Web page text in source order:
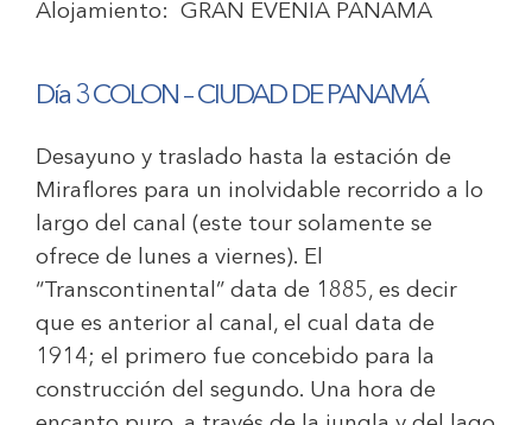
Alojamiento:
GRAN EVENIA PANAMA
Día 3 COLON – CIUDAD DE PANAMÁ
Desayuno y traslado hasta la estación de
Miraflores para un inolvidable recorrido a lo
largo del canal (este tour solamente se
ofrece de lunes a viernes). El
“Transcontinental” data de 1885, es decir
que es anterior al canal, el cual data de
1914; el primero fue concebido para la
construcción del segundo. Una hora de